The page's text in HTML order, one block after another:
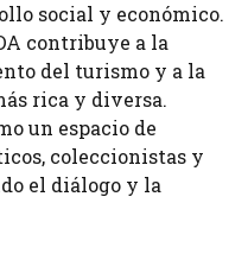
social y económico.
contribuye a la
del turismo y a la
rica y diversa.
un espacio de
coleccionistas y
el diálogo y la